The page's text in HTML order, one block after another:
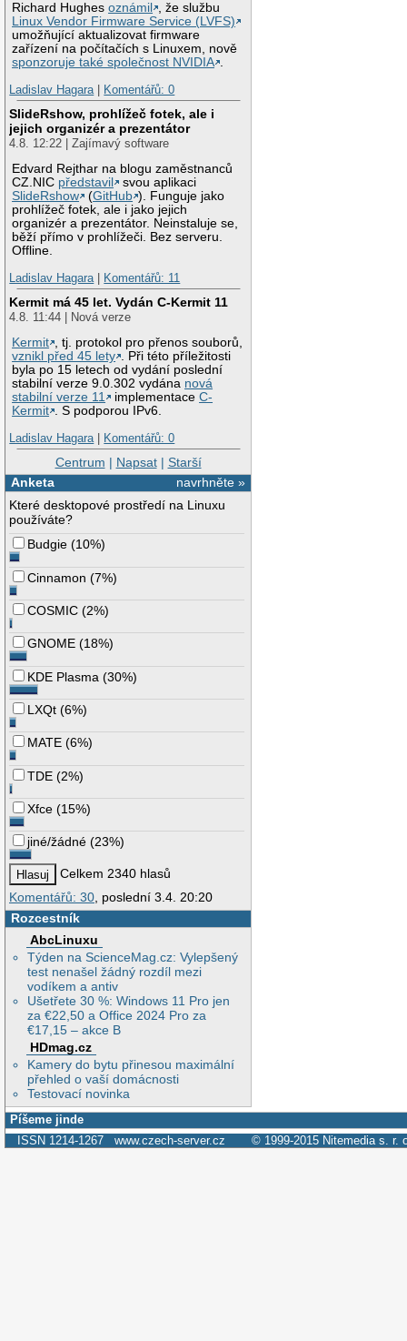
Richard Hughesoznámil
, že službu
Linux Vendor Firmware Service (LVFS)
umožňující aktualizovat firmware
zařízení na počítačích s Linuxem, nově
sponzoruje také společnost NVIDIA .
Ladislav Hagara| Komentářů: 0
SlideRshow, prohlížeč fotek, ale i
jejich organizér a prezentátor
4.8. 12:22 | Zajímavý software
Edvard Rejthar na blogu zaměstnanců
CZ.NIC představil
svou aplikaci
SlideRshow
(GitHub ). Funguje jako
prohlížeč fotek, ale i jako jejich
organizér a prezentátor. Neinstaluje se,
běží přímo v prohlížeči. Bez serveru.
Offline.
Ladislav Hagara| Komentářů: 11
Kermit má 45 let. Vydán C-Kermit 11
4.8. 11:44 | Nová verze
Kermit , tj. protokol pro přenos souborů,
vznikl před 45 lety . Při této příležitosti
byla po 15 letech od vydání poslední
stabilní verze 9.0.302 vydána nová
stabilní verze 11
implementaceC-
Kermit . S podporou IPv6.
Ladislav Hagara| Komentářů: 0
Centrum | Napsat| Starší
navrhněte »
Anketa
Které desktopové prostředí na Linuxu
používáte?
Budgie (10%)
Cinnamon (7%)
COSMIC (2%)
GNOME (18%)
KDE Plasma (30%)
LXQt (6%)
MATE (6%)
TDE (2%)
Xfce (15%)
jiné/žádné (23%)
Celkem 2340 hlasů
Komentářů: 30 , poslední 3.4. 20:20
Rozcestník
AbcLinuxu
Týden na ScienceMag.cz: Vylepšený
test nenašel žádný rozdíl mezi
vodíkem a antiv
Ušetřete 30 %: Windows 11 Pro jen
za €22,50 a Office 2024 Pro za
€17,15 – akce B
HDmag.cz
Kamery do bytu přinesou maximální
přehled o vaší domácnosti
Testovací novinka
Píšeme jinde
ISSN 1214-1267 www.czech-server.cz © 1999-2015 Nitemedia s. r.